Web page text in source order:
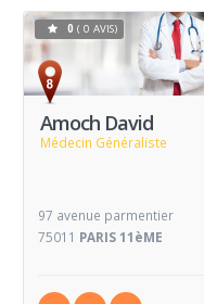
Amoch David
Médecin Généraliste
Voir
0 ( 0 AVIS)
97 avenue parmentier
75011 PARIS 11èME